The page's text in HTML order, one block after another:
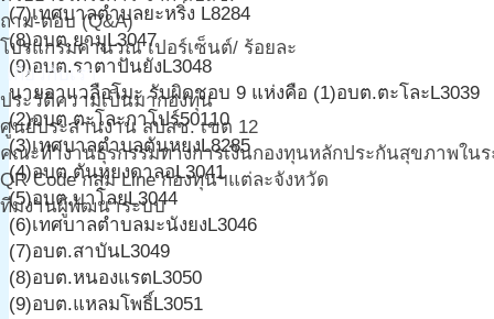
ถาม-ตอบ (Q&A)
โปรแกรมคำนวณ เปอร์เซ็นต์/ ร้อยละ
เกี่ยวกับเรา
ประวัติความเป็นมากองทุน
ศูนย์ประสานงาน สปสช. เขต 12
คณะทำงานธุรกรรมทางการเงินกองทุนหลักประกันสุขภาพใน
QR Code กลุ่ม Line กองทุนฯแต่ละจังหวัด
ทีมงานผู้พัฒนาระบบ
(7)เทศบาลตำบลยะหริ่ง L8284
(8)อบต.ยามูL3047
(9)อบต.ราตาปันยังL3048
นายอาแวลือโมะ รับผิดชอบ 9 แห่งคือ (1)อบต.ตะโละL3039
(2)อบต.ตะโละกาโปร์50110
(3)เทศบาลตำบลตันหยงL8285
(4)อบต.ตันหยงดาลอL3041
(5)อบต.บาโลยL3044
(6)เทศบาลตำบลมะนังยงL3046
(7)อบต.สาบันL3049
(8)อบต.หนองแรตL3050
(9)อบต.แหลมโพธิ์L3051